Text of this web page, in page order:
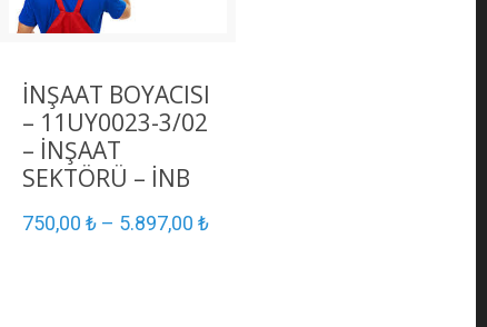
İNŞAAT BOYACISI
– 11UY0023-3/02
– İNŞAAT
SEKTÖRÜ – İNB
750,00₺ – 5.897,00₺